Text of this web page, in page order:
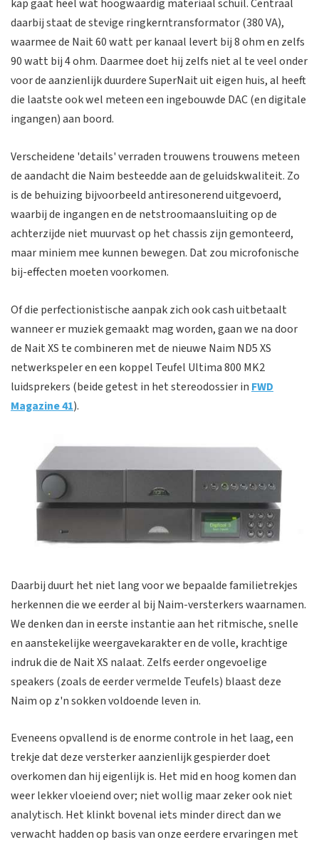
kap gaat heel wat hoogwaardig materiaal schuil. Centraal
daarbij staat de stevige ringkerntransformator (380 VA),
waarmee de Nait 60 watt per kanaal levert bij 8 ohm en zelfs
90 watt bij 4 ohm. Daarmee doet hij zelfs niet al te veel onder
voor de aanzienlijk duurdere SuperNait uit eigen huis, al heeft
die laatste ook wel meteen een ingebouwde DAC (en digitale
ingangen) aan boord.
Verscheidene 'details' verraden trouwens trouwens meteen
de aandacht die Naim besteedde aan de geluidskwaliteit. Zo
is de behuizing bijvoorbeeld antiresonerend uitgevoerd,
waarbij de ingangen en de netstroomaansluiting op de
achterzijde niet muurvast op het chassis zijn gemonteerd,
maar miniem mee kunnen bewegen. Dat zou microfonische
bij-effecten moeten voorkomen.
Of die perfectionistische aanpak zich ook cash uitbetaalt
wanneer er muziek gemaakt mag worden, gaan we na door
de Nait XS te combineren met de nieuwe Naim ND5 XS
netwerkspeler en een koppel Teufel Ultima 800 MK2
luidsprekers (beide getest in het stereodossier in FWD
Magazine 41).
Daarbij duurt het niet lang voor we bepaalde familietrekjes
herkennen die we eerder al bij Naim-versterkers waarnamen.
We denken dan in eerste instantie aan het ritmische, snelle
en aanstekelijke weergavekarakter en de volle, krachtige
indruk die de Nait XS nalaat. Zelfs eerder ongevoelige
speakers (zoals de eerder vermelde Teufels) blaast deze
Naim op z'n sokken voldoende leven in.
Eveneens opvallend is de enorme controle in het laag, een
trekje dat deze versterker aanzienlijk gespierder doet
overkomen dan hij eigenlijk is. Het mid en hoog komen dan
weer lekker vloeiend over; niet wollig maar zeker ook niet
analytisch. Het klinkt bovenal iets minder direct dan we
verwacht hadden op basis van onze eerdere ervaringen met